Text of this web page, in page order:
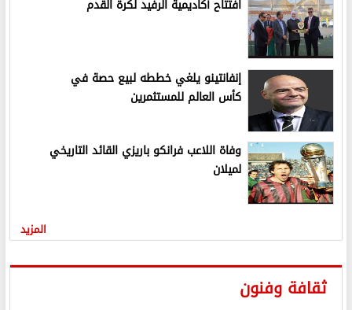
افتتاح أكاديمية الرفيد لكرة القدم
إنفانتينو يلغي خططه لبيع حصة في
كأس العالم للمستثمرين
وفاة اللاعب فرانكو باريزي القائد التاريخي
لميلان
المزيد
ثقافة وفنون